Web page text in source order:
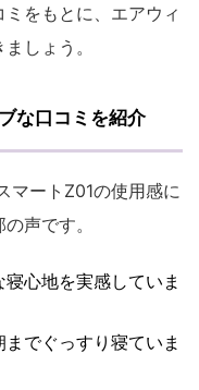
をもとに、エアウィ
しょう。
な口コミを紹介
マートZ01の使用感に
声です。
寝心地を実感していま
までぐっすり寝ていま